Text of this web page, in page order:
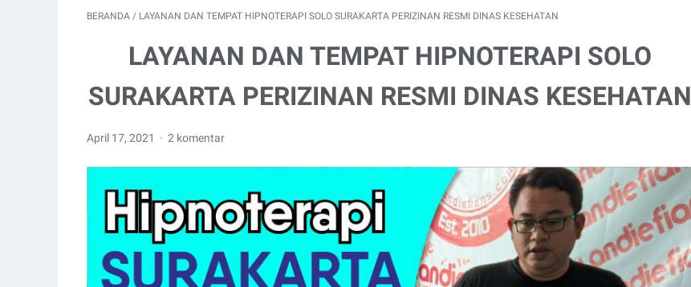
BERANDA / LAYANAN DAN TEMPAT HIPNOTERAPI SOLO SURAKARTA PERIZINAN RESMI DINAS KESEHATAN
LAYANAN DAN TEMPAT HIPNOTERAPI SOLO
SURAKARTA PERIZINAN RESMI DINAS KESEHATAN
April 17, 2021 2 komentar